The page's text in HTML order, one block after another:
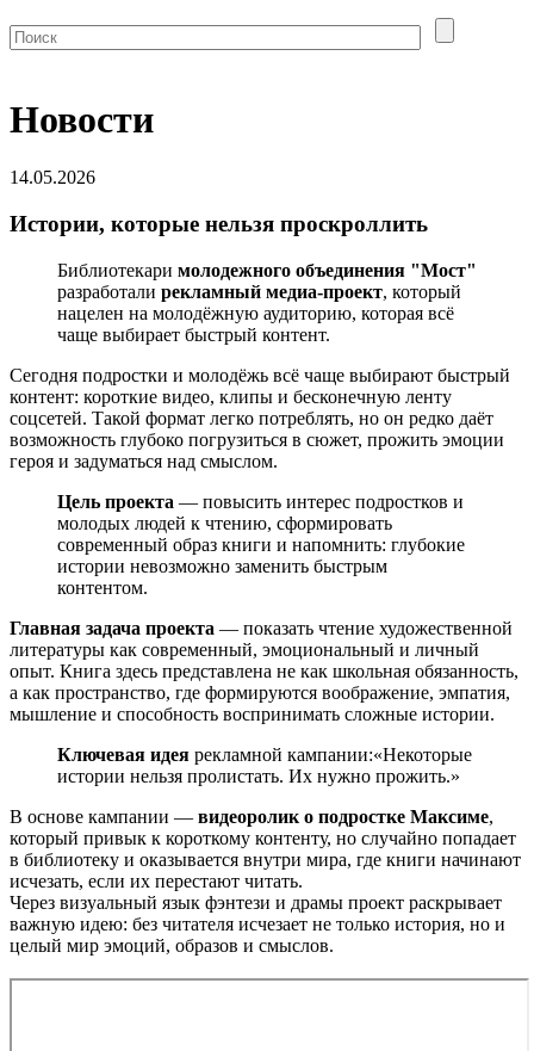
Новости
14.05.2026
Истории, которые нельзя проскроллить
Библиотекари молодежного объединения "Мост"
разработали рекламный медиа-проект, который
нацелен на молодёжную аудиторию, которая всё
чаще выбирает быстрый контент.
Сегодня подростки и молодёжь всё чаще выбирают быстрый
контент: короткие видео, клипы и бесконечную ленту
соцсетей. Такой формат легко потреблять, но он редко даёт
возможность глубоко погрузиться в сюжет, прожить эмоции
героя и задуматься над смыслом.
Цель проекта — повысить интерес подростков и
молодых людей к чтению, сформировать
современный образ книги и напомнить: глубокие
истории невозможно заменить быстрым
контентом.
Главная задача проекта — показать чтение художественной
литературы как современный, эмоциональный и личный
опыт. Книга здесь представлена не как школьная обязанность,
а как пространство, где формируются воображение, эмпатия,
мышление и способность воспринимать сложные истории.
Ключевая идея рекламной кампании:«Некоторые
истории нельзя пролистать. Их нужно прожить.»
В основе кампании — видеоролик о подростке Максиме,
который привык к короткому контенту, но случайно попадает
в библиотеку и оказывается внутри мира, где книги начинают
исчезать, если их перестают читать.
Через визуальный язык фэнтези и драмы проект раскрывает
важную идею: без читателя исчезает не только история, но и
целый мир эмоций, образов и смыслов.